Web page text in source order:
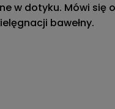
dotyku. Mówi się
bawełny.